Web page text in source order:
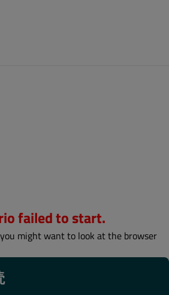
failed to start.
might want to look at the browser